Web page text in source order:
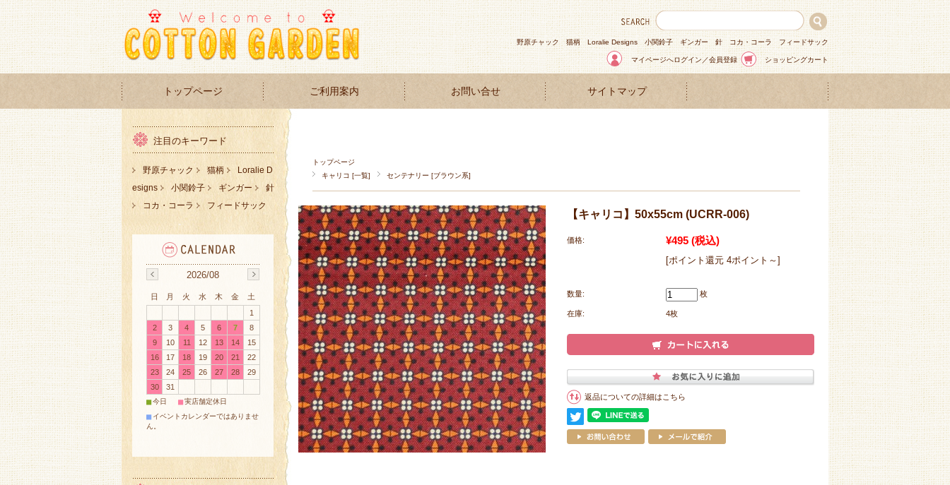
野原チャック 猫柄 Loralie Designs 小関鈴子 ギンガー 針 コカ・コーラ フィードサック
マイページへログイン／会員登録 ショッピングカート
トップページ ご利用案内 お問い合せ サイトマップ
トップページ
キャリコ [一覧]
センテナリー [ブラウン系]
【キャリコ】50x55cm (UCRR-006)
価格: ¥495 (税込)
[ポイント還元 4ポイント～]
数量: 枚
在庫: 4枚
返品についての詳細はこちら
注目のキーワード
野原チャック 猫柄
Loralie D
esigns
小関鈴子 ギンガー
針
コカ・コーラ
フィードサック
2026/08
日 月 火 水 木 金
土
1
2
3 4 5 6 7
8
9
10 11 12 13 14
15
16
17 18 19 20 21
22
23
24 25 26 27 28
29
30
31
■今日 ■実店舗定休日
■ イベントカレンダーではありませ
ん。